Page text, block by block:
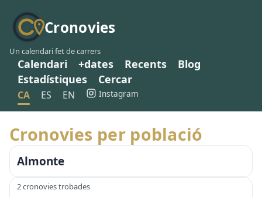
Cronovies
Un calendari fet de carrers
Calendari +dates Recents
Blog
Estadístiques
Cercar
CA ES EN Instagram
Cronovies per població
Almonte
2 cronovies trobades